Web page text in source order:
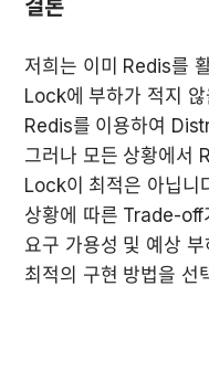
결론
저희는 이미 Redis를
Lock에 부하가 적지
Redis를 이용하여
그러나 모든 상황에서
Lock이 최적은 아닙니
상황에 따른 Trade-off
요구 가용성 및 예상
최적의 구현 방법을 선